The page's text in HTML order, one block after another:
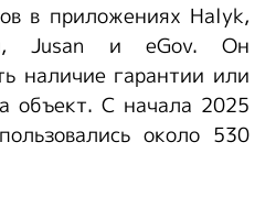
в приложениях Halyk,
Jusan и eGov. Он
наличие гарантии или
объект. С начала 2025
около 530